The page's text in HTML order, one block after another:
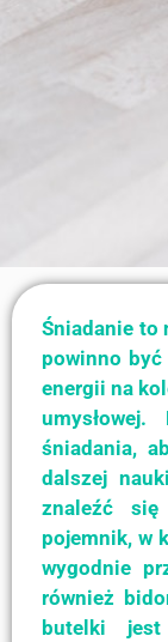
Śniadanie to
powinno być
energii na
śniadania,
dalszej
znaleźć
pojemnik, w
wygodnie
również
butelki